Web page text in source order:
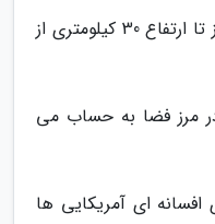
این هواپیما همچنین توانایی پرواز تا ارتفاع 30 کیلومتری از
در مرز فضا به حساب می
افسانه ای آمریکایی ها